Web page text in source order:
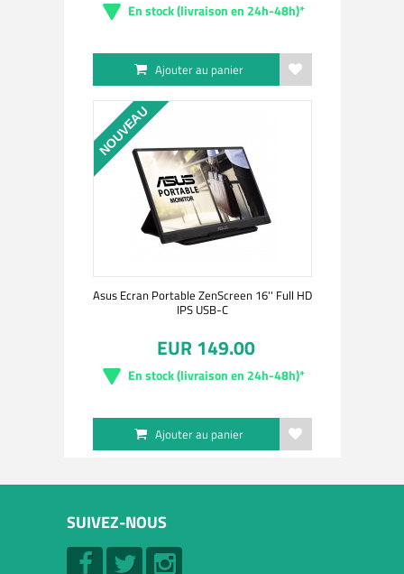
En stock (livraison en 24h-48h)*
Ajouter au panier
NOUVEAU
Asus Ecran Portable ZenScreen 16'' Full HD
IPS USB-C
EUR 149.00
En stock (livraison en 24h-48h)*
Ajouter au panier
SUIVEZ-NOUS